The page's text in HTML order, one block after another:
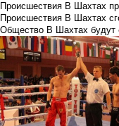
Происшествия В Шахтах
Происшествия В Шахтах
Общество В Шахтах будут